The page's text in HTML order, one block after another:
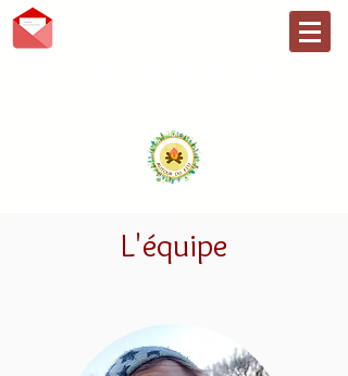
L'équipe